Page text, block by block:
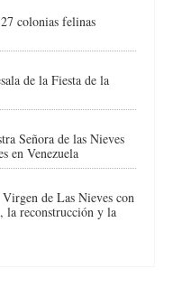
colonias felinas
de la Fiesta de la
Señora de las Nieves
en Venezuela
de Las Nieves con
la reconstrucción y la